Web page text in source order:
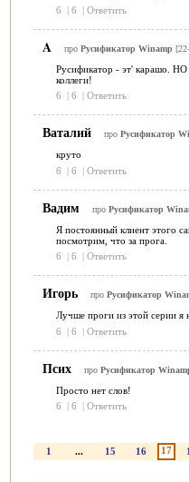
6
| 6 | Ответить
A про Русификатор Winamp
Русификатор - эт' карашо.
коллеги!
6
| 6 | Ответить
Ваталий про Русификатор
круто
6
| 6 | Ответить
Вадим про Русификатор
Я постоянный клиент этого
посмотрим, что за прога.
6
| 6 | Ответить
Игорь про Русификатор
Лучше проги из этой серии я
6
| 6 | Ответить
Псих про Русификатор
Просто нет слов!
6
| 6 | Ответить
1 ... 15 16 17